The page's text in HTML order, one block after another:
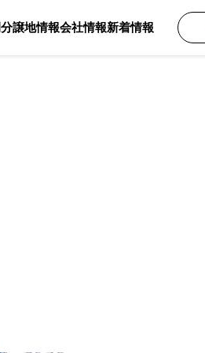
分譲地情報会社情報新着情報